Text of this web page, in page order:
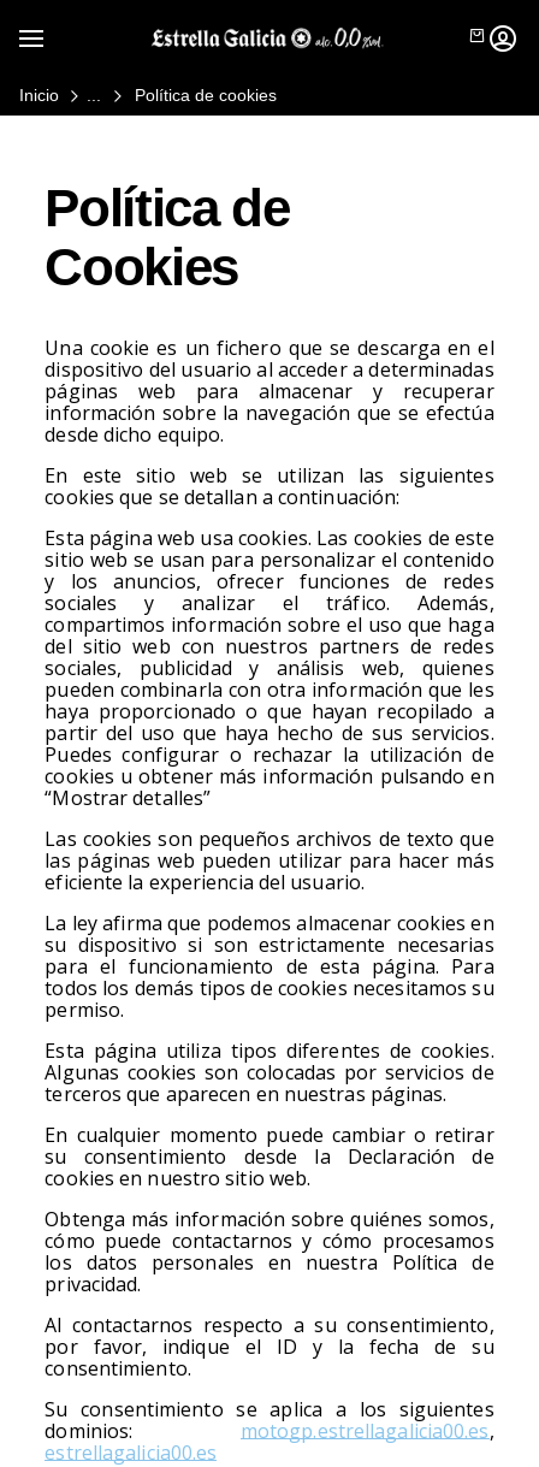
Mostrar / Ocultar Navegación SE
Producto
Estrella Galicia 0,0
Estrella Galicia 00 Tostada
Estrella Galicia 00 Tostada
Sin Gluten
Estrella Galicia 00 6 Maltas
Cronología
Contacto
Nuestros
Deportistas
Actualidad
Sala de prensa
Galeria
Inicio Política de cookies
Política de
Cookies
Una cookie es un fichero que se descarga en el
dispositivo del usuario al acceder a determinadas
páginas web para almacenar y recuperar
información sobre la navegación que se efectúa
desde dicho equipo.
En este sitio web se utilizan las siguientes
cookies que se detallan a continuación:
Esta página web usa cookies. Las cookies de este
sitio web se usan para personalizar el contenido
y los anuncios, ofrecer funciones de redes
sociales y analizar el tráfico. Además,
compartimos información sobre el uso que haga
del sitio web con nuestros partners de redes
sociales, publicidad y análisis web, quienes
pueden combinarla con otra información que les
haya proporcionado o que hayan recopilado a
partir del uso que haya hecho de sus servicios.
Puedes configurar o rechazar la utilización de
cookies u obtener más información pulsando en
“Mostrar detalles”
Las cookies son pequeños archivos de texto que
las páginas web pueden utilizar para hacer más
eficiente la experiencia del usuario.
La ley afirma que podemos almacenar cookies en
su dispositivo si son estrictamente necesarias
para el funcionamiento de esta página. Para
todos los demás tipos de cookies necesitamos su
permiso.
Esta página utiliza tipos diferentes de cookies.
Algunas cookies son colocadas por servicios de
terceros que aparecen en nuestras páginas.
En cualquier momento puede cambiar o retirar
su consentimiento desde la Declaración de
cookies en nuestro sitio web.
Obtenga más información sobre quiénes somos,
cómo puede contactarnos y cómo procesamos
los datos personales en nuestra Política de
privacidad.
Al contactarnos respecto a su consentimiento,
por favor, indique el ID y la fecha de su
consentimiento.
Su consentimiento se aplica a los siguientes
dominios: motogp.estrellagalicia00.esse
,
estrellagalicia00.es